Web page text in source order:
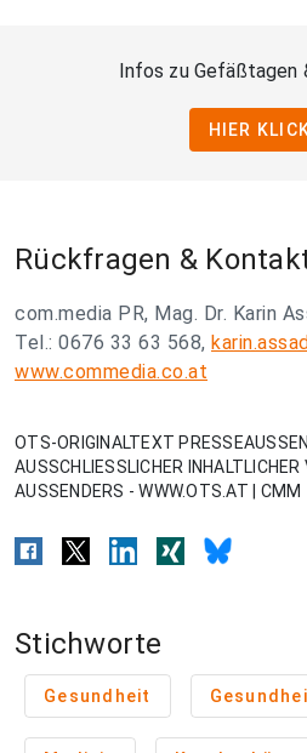
Infos zu Gefäßtagen
HIER
Rückfragen &
com.media PR, Mag. Dr. Karin
Tel.: 0676 33 63 568,
www.commedia.co.at
OTS-ORIGINALTEXT
AUSSCHLIESSLICHER
AUSSENDERS - WWW.OTS.AT | CMM
Stichworte
Gesundheit